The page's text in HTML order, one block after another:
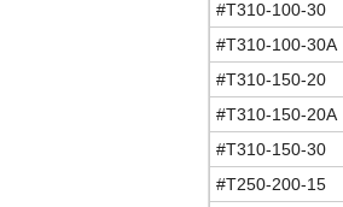
#T310-100-30
#T310-100-30A
#T310-150-20
#T310-150-20A
#T310-150-30
#T250-200-15